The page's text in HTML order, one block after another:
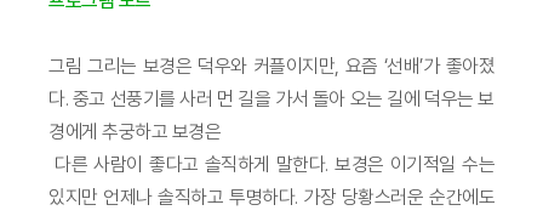
그림 그리는 보경은 덕우와 커플이지만, 요즘 ‘선배’가 좋아졌
다. 중고 선풍기를 사러 먼 길을 가서 돌아 오는 길에 덕우는 보
경에게 추궁하고 보경은
다른 사람이 좋다고 솔직하게 말한다. 보경은 이기적일 수는
있지만 언제나 솔직하고 투명하다. 가장 당황스러운 순간에도